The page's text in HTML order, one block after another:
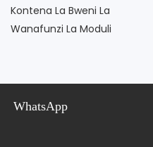
Kontena La Bweni La
Wanafunzi La Moduli
WhatsApp